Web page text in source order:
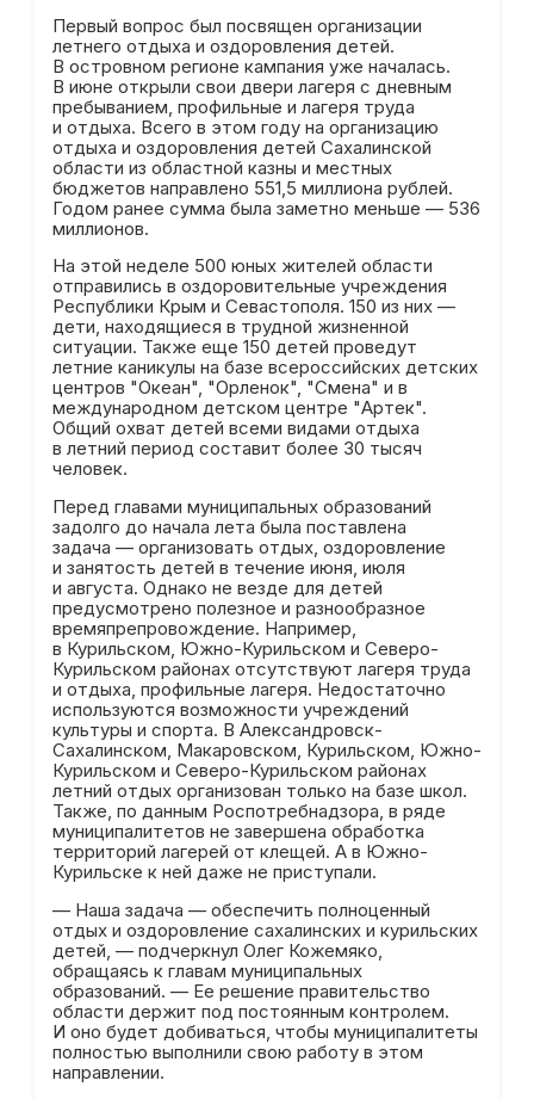
Первый вопрос был посвящен организации
летнего отдыха и оздоровления детей.
В островном регионе кампания уже началась.
В июне открыли свои двери лагеря с дневным
пребыванием, профильные и лагеря труда
и отдыха. Всего в этом году на организацию
отдыха и оздоровления детей Сахалинской
области из областной казны и местных
бюджетов направлено 551,5 миллиона рублей.
Годом ранее сумма была заметно меньше — 536
миллионов.
На этой неделе 500 юных жителей области
отправились в оздоровительные учреждения
Республики Крым и Севастополя. 150 из них —
дети, находящиеся в трудной жизненной
ситуации. Также еще 150 детей проведут
летние каникулы на базе всероссийских детских
центров "Океан", "Орленок", "Смена" и в
международном детском центре "Артек".
Общий охват детей всеми видами отдыха
в летний период составит более 30 тысяч
человек.
Перед главами муниципальных образований
задолго до начала лета была поставлена
задача — организовать отдых, оздоровление
и занятость детей в течение июня, июля
и августа. Однако не везде для детей
предусмотрено полезное и разнообразное
времяпрепровождение. Например,
в Курильском, Южно-Курильском и Северо-
Курильском районах отсутствуют лагеря труда
и отдыха, профильные лагеря. Недостаточно
используются возможности учреждений
культуры и спорта. В Александровск-
Сахалинском, Макаровском, Курильском, Южно-
Курильском и Северо-Курильском районах
летний отдых организован только на базе школ.
Также, по данным Роспотребнадзора, в ряде
муниципалитетов не завершена обработка
территорий лагерей от клещей. А в Южно-
Курильске к ней даже не приступали.
— Наша задача — обеспечить полноценный
отдых и оздоровление сахалинских и курильских
детей, — подчеркнул Олег Кожемяко,
обращаясь к главам муниципальных
образований. — Ее решение правительство
области держит под постоянным контролем.
И оно будет добиваться, чтобы муниципалитеты
полностью выполнили свою работу в этом
направлении.